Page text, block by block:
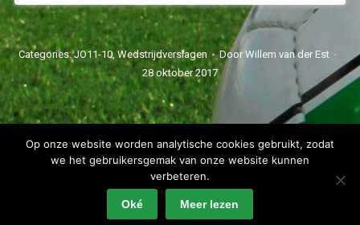
Categories:JO11-10,Wedstrijdverslagen Door Willem van der Est
28 oktober 2017
Spartaan'20 Copyright 2022 - alle rechten voorbehouden
Privacyverklaring
Op onze website worden analytische cookies gebruikt, zodat
we het gebruikersgemak van onze website kunnen
verbeteren.
Oké Meer lezen